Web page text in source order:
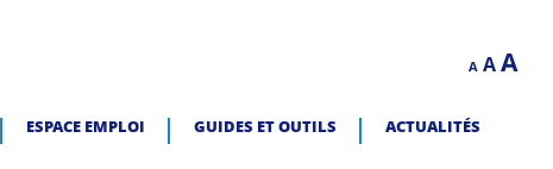
A
Decrease
font
A Reset
A
ESPACE EMPLOI GUIDES ET OUTILS
ACTUALITÉS